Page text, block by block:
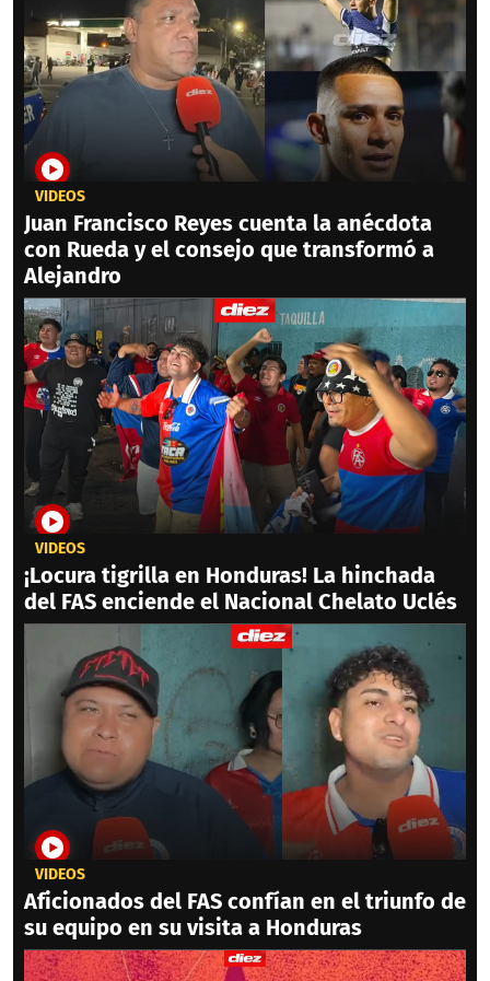
VIDEOS
Juan Francisco Reyes cuenta la anécdota
con Rueda y el consejo que transformó a
Alejandro
VIDEOS
¡Locura tigrilla en Honduras! La hinchada
del FAS enciende el Nacional Chelato Uclés
VIDEOS
Aficionados del FAS confían en el triunfo de
su equipo en su visita a Honduras